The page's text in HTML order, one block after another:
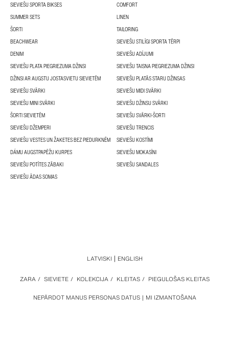
SIEVIEŠU SPORTA BIKSES
COMFORT
SUMMER SETS
LINEN
ŠORTI
TAILORING
BEACHWEAR
SIEVIEŠU STILĪGI SPORTA TĒRPI
DENIM
SIEVIEŠU ADĪJUMI
SIEVIEŠU PLATA PIEGRIEZUMA DŽINSI
SIEVIEŠU TAISNA PIEGRIEZUMA DŽINSI
DŽINSI AR AUGSTU JOSTASVIETU SIEVIETĒM
SIEVIEŠU PLATĀS STARU DŽINSAS
SIEVIEŠU SVĀRKI
SIEVIEŠU MIDI SVĀRKI
SIEVIEŠU MINI SVĀRKI
SIEVIEŠU DŽINSU SVĀRKI
ŠORTI SIEVIETĒM
SIEVIEŠU SVĀRKI-ŠORTI
SIEVIEŠU DŽEMPERI
SIEVIEŠU TRENCIS
SIEVIEŠU VESTES UN ŽAKETES BEZ PIEDURKNĒM
SIEVIEŠU KOSTĪMI
DÁMU AUGSTPAPĒŽU KURPES
SIEVIEŠU MOKASĪNI
SIEVIEŠU POTĪTES ZĀBAKI
SIEVIEŠU SANDALES
SIEVIEŠU ĀDAS SOMAS
NEPĀRDOT MANUS PERSONAS DATUS MI IZMANTOŠANA
ZARA / SIEVIETE / KOLEKCIJA / KLEITAS / PIEGULOŠAS KLEITAS
LATVISKI ENGLISH